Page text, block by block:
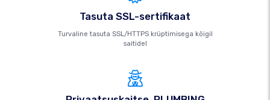
Tasuta SSL-sertifikaat
Turvaline tasuta SSL/HTTPS krüptimisega kõigil
saitidel